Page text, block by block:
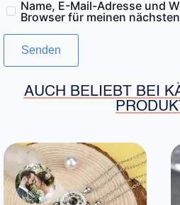
Name, E-Mail-Adresse und
Browser für meinen
AUCH BELIEBT BEI